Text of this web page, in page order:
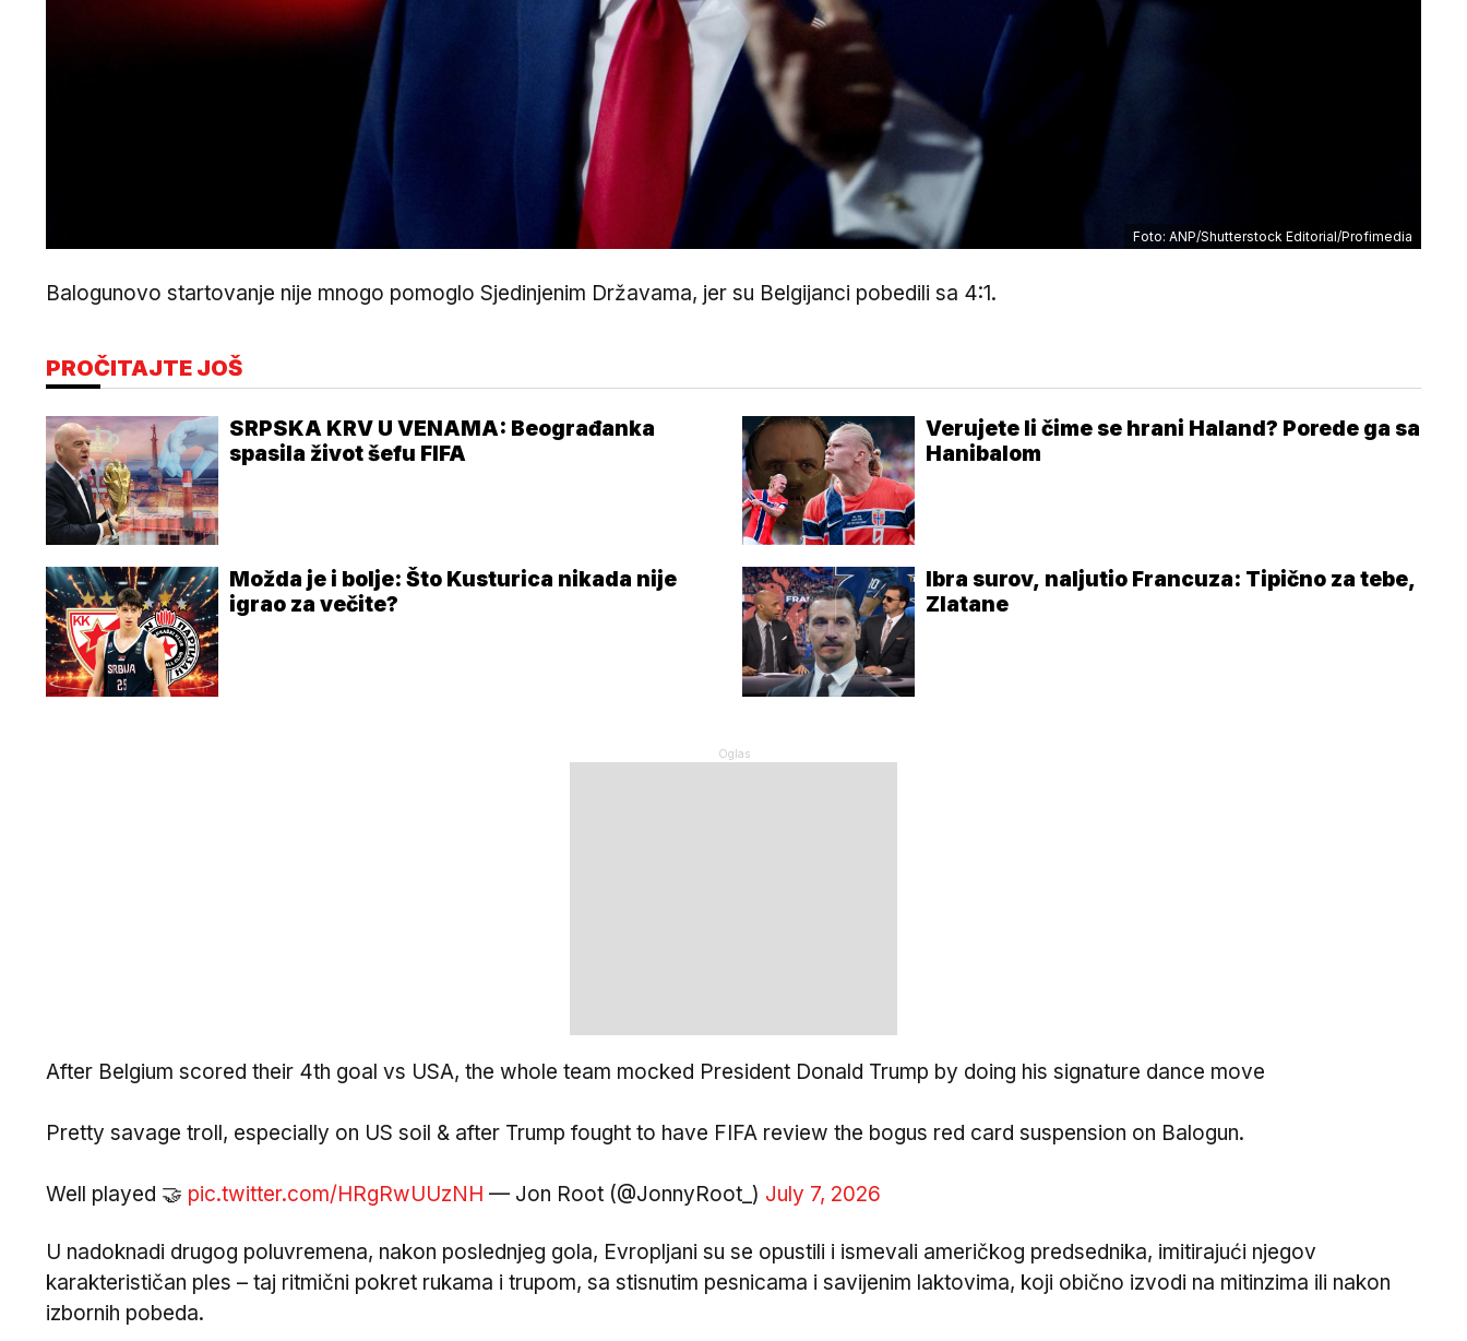
Foto: ANP/Shutterstock Editorial/Profimedia
Balogunovo startovanje nije mnogo pomoglo Sjedinjenim Državama, jer su Belgijanci pobedili sa 4:1.
PROČITAJTE JOŠ
SRPSKA KRV U VENAMA: Beograđanka
spasila život šefu FIFA
Verujete li čime se hrani Haland? Porede ga sa
Hanibalom
Možda je i bolje: Što Kusturica nikada nije
igrao za večite?
Ibra surov, naljutio Francuza: Tipično za tebe,
Zlatane
After Belgium scored their 4th goal vs USA, the whole team mocked President Donald Trump by doing his signature dance move
Pretty savage troll, especially on US soil & after Trump fought to have FIFA review the bogus red card suspension on Balogun.
Well played 🤝 pic.twitter.com/HRgRwUUzNH — Jon Root (@JonnyRoot_) July 7, 2026
U nadoknadi drugog poluvremena, nakon poslednjeg gola, Evropljani su se opustili i ismevali američkog predsednika, imitirajući njegov
karakterističan ples – taj ritmični pokret rukama i trupom, sa stisnutim pesnicama i savijenim laktovima, koji obično izvodi na mitinzima ili nakon
izbornih pobeda.